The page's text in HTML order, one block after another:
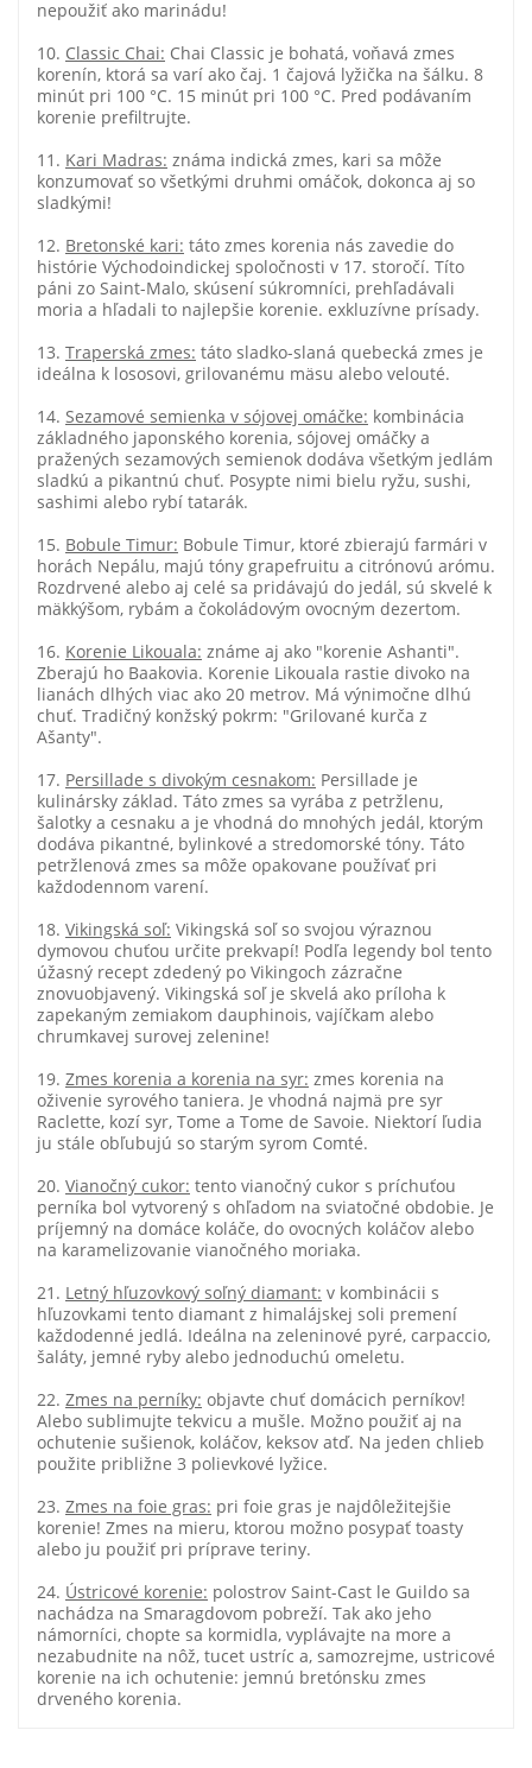
nepoužiť ako marinádu!
10. Classic Chai: Chai Classic je bohatá, voňavá zmes
korenín, ktorá sa varí ako čaj. 1 čajová lyžička na šálku. 8
minút pri 100 °C. 15 minút pri 100 °C. Pred podávaním
korenie prefiltrujte.
11. Kari Madras: známa indická zmes, kari sa môže
konzumovať so všetkými druhmi omáčok, dokonca aj so
sladkými!
12. Bretonské kari: táto zmes korenia nás zavedie do
histórie Východoindickej spoločnosti v 17. storočí. Títo
páni zo Saint-Malo, skúsení súkromníci, prehľadávali
moria a hľadali to najlepšie korenie. exkluzívne prísady.
13. Traperská zmes: táto sladko-slaná quebecká zmes je
ideálna k lososovi, grilovanému mäsu alebo velouté.
14. Sezamové semienka v sójovej omáčke: kombinácia
základného japonského korenia, sójovej omáčky a
pražených sezamových semienok dodáva všetkým jedlám
sladkú a pikantnú chuť. Posypte nimi bielu ryžu, sushi,
sashimi alebo rybí tatarák.
15. Bobule Timur: Bobule Timur, ktoré zbierajú farmári v
horách Nepálu, majú tóny grapefruitu a citrónovú arómu.
Rozdrvené alebo aj celé sa pridávajú do jedál, sú skvelé k
mäkkýšom, rybám a čokoládovým ovocným dezertom.
16. Korenie Likouala: známe aj ako "korenie Ashanti".
Zberajú ho Baakovia. Korenie Likouala rastie divoko na
lianách dlhých viac ako 20 metrov. Má výnimočne dlhú
chuť. Tradičný konžský pokrm: "Grilované kurča z
Ašanty".
17. Persillade s divokým cesnakom: Persillade je
kulinársky základ. Táto zmes sa vyrába z petržlenu,
šalotky a cesnaku a je vhodná do mnohých jedál, ktorým
dodáva pikantné, bylinkové a stredomorské tóny. Táto
petržlenová zmes sa môže opakovane používať pri
každodennom varení.
18. Vikingská soľ: Vikingská soľ so svojou výraznou
dymovou chuťou určite prekvapí! Podľa legendy bol tento
úžasný recept zdedený po Vikingoch zázračne
znovuobjavený. Vikingská soľ je skvelá ako príloha k
zapekaným zemiakom dauphinois, vajíčkam alebo
chrumkavej surovej zelenine!
19. Zmes korenia a korenia na syr: zmes korenia na
oživenie syrového taniera. Je vhodná najmä pre syr
Raclette, kozí syr, Tome a Tome de Savoie. Niektorí ľudia
ju stále obľubujú so starým syrom Comté.
20. Vianočný cukor: tento vianočný cukor s príchuťou
perníka bol vytvorený s ohľadom na sviatočné obdobie. Je
príjemný na domáce koláče, do ovocných koláčov alebo
na karamelizovanie vianočného moriaka.
21. Letný hľuzovkový soľný diamant: v kombinácii s
hľuzovkami tento diamant z himalájskej soli premení
každodenné jedlá. Ideálna na zeleninové pyré, carpaccio,
šaláty, jemné ryby alebo jednoduchú omeletu.
22. Zmes na perníky: objavte chuť domácich perníkov!
Alebo sublimujte tekvicu a mušle. Možno použiť aj na
ochutenie sušienok, koláčov, keksov atď. Na jeden chlieb
použite približne 3 polievkové lyžice.
23. Zmes na foie gras: pri foie gras je najdôležitejšie
korenie! Zmes na mieru, ktorou možno posypať toasty
alebo ju použiť pri príprave teriny.
24. Ústricové korenie: polostrov Saint-Cast le Guildo sa
nachádza na Smaragdovom pobreží. Tak ako jeho
námorníci, chopte sa kormidla, vyplávajte na more a
nezabudnite na nôž, tucet ustríc a, samozrejme, ustricové
korenie na ich ochutenie: jemnú bretónsku zmes
drveného korenia.